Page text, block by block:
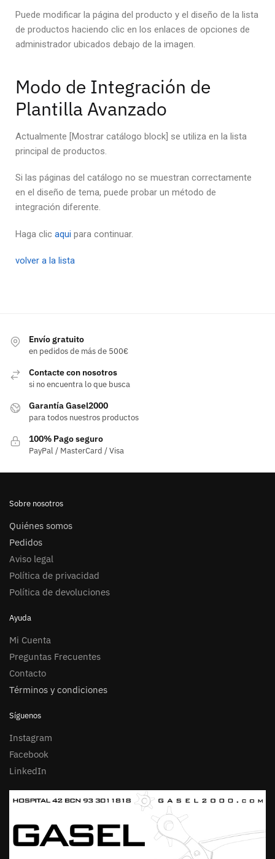
Puede modificar la página del producto y el diseño de la lista
de productos haciendo clic en los enlaces de opciones de
administrador ubicados debajo de la imagen.
Modo de Integración de
Plantilla Avanzado
Actualmente [Mostrar catálogo block] se utiliza en la lista
principal de productos.
Si las páginas del catálogo no se muestran correctamente
en el diseño de tema, puede probar un método de
integración diferente.
Haga clic aqui para continuar.
volver a la lista
Envío gratuito
en pedidos de más de 500€
Contacte con nosotros
si no encuentra lo que busca
Garantía Gasel2000
para todos nuestros productos
100% Pago seguro
PayPal / MasterCard / Visa
Sobre nosotros
Quiénes somos
Pedidos
Aviso legal
Política de privacidad
Política de devoluciones
Ayuda
Mi Cuenta
Preguntas Frecuentes
Contacto
Términos y condiciones
Síguenos
Instagram
Facebook
LinkedIn